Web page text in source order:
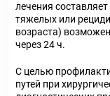
лечения
тяжелых или
возраста)
через 24 ч.
С целью
путей при